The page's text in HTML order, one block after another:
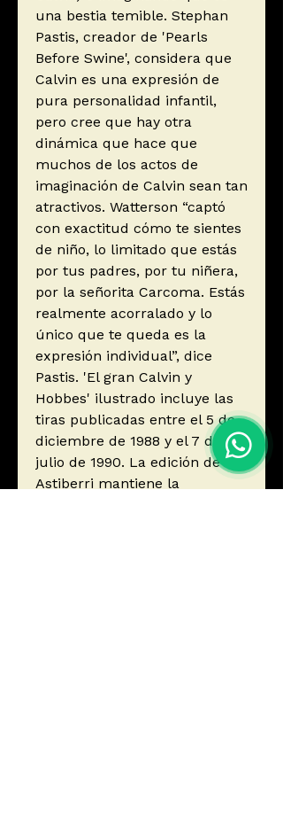
una bestia temible. Stephan
Pastis, creador de 'Pearls
Before Swine', considera que
Calvin es una expresión de
pura personalidad infantil,
pero cree que hay otra
dinámica que hace que
muchos de los actos de
imaginación de Calvin sean tan
atractivos. Watterson “captó
con exactitud cómo te sientes
de niño, lo limitado que estás
por tus padres, por tu niñera,
por la señorita Carcoma. Estás
realmente acorralado y lo
único que te queda es la
expresión individual”, dice
Pastis. 'El gran Calvin y
Hobbes' ilustrado incluye las
tiras publicadas entre el 5 de
diciembre de 1988 y el 7 de
julio de 1990. La edición de
Astiberri mantiene la